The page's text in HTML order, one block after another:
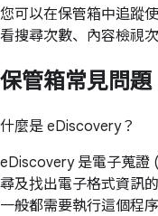
您可以在保管箱中追蹤
看搜尋次數、內容檢視
保管箱常見問題
什麼是 eDiscovery？
eDiscovery 是電子蒐證
尋及找出電子格式資訊
一般都需要執行這個程序